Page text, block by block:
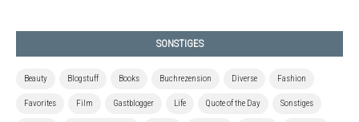
SONSTIGES
Beauty Blogstuff Books Buchrezension Diverse Fashion
Favorites Film Gastblogger Life Quote of the Day Sonstiges